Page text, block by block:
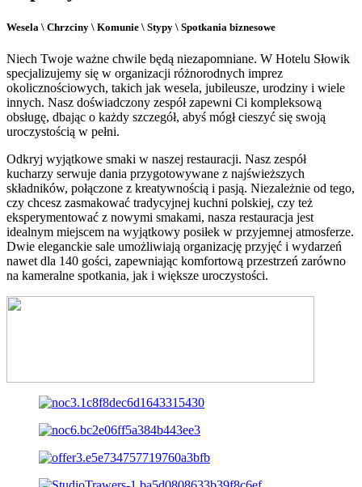
Wesela \ Chrzciny \ Komunie \ Stypy \ Spotkania biznesowe
Niech Twoje ważne chwile będą niezapomniane. W Hotelu Słowik
specjalizujemy się w organizacji różnorodnych imprez
okolicznościowych, takich jak wesela, jubileusze, urodziny i wiele
innych. Nasz doświadczony zespół zapewni Ci kompleksową
obsługę, dbając o każdy szczegół, abyś mógł cieszyć się swoją
uroczystością w pełni.
Odkryj wyjątkowe smaki w naszej restauracji. Nasz zespół
kucharzy serwuje dania przygotowywane z najświeższych
składników, połączone z kreatywnością i pasją. Niezależnie od tego,
czy chcesz zasmakować tradycyjnej kuchni polskiej, czy też
eksperymentować z nowymi smakami, nasza restauracja jest
idealnym miejscem na wyjątkowy posiłek w przyjemnej atmosferze.
Dwie eleganckie sale umożliwiają organizację przyjęć i wydarzeń
nawet dla 140 gości, zapewniając komfortową przestrzeń zarówno
na kameralne spotkania, jak i większe uroczystości.